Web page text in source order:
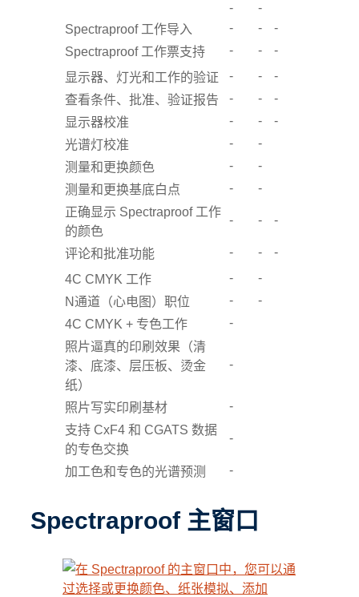
-
-
Spectraproof 工作导入
- -
-
Spectraproof 工作票支持
- -
-
显示器、灯光和工作的验证
- -
-
查看条件、批准、验证报告
- -
-
显示器校准
- -
-
光谱灯校准
-
-
测量和更换颜色
-
-
测量和更换基底白点
-
-
正确显示 Spectraproof 工作
的颜色
- - -
评论和批准功能 - -
-
4C CMYK 工作
-
-
N通道（心电图）职位
-
-
4C CMYK + 专色工作
-
照片逼真的印刷效果（清
漆、底漆、层压板、烫金
纸）
-
照片写实印刷基材
-
支持 CxF4 和 CGATS 数据
的专色交换
-
加工色和专色的光谱预测 -
Spectraproof 主窗口